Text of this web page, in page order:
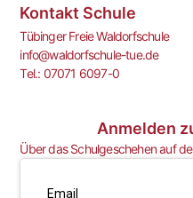
Kontakt Schule
Tübinger Freie Waldorfschule
info@waldorfschule-tue.de
Tel.: 07071 6097-0
Anmelden
Über das Schulgeschehen auf